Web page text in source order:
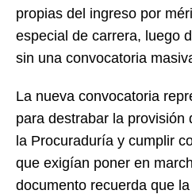
propias del ingreso por
especial de carrera, luego
sin una convocatoria
La nueva convocatoria
para destrabar la provisión
la Procuraduría y cumplir
que exigían poner en
documento recuerda que